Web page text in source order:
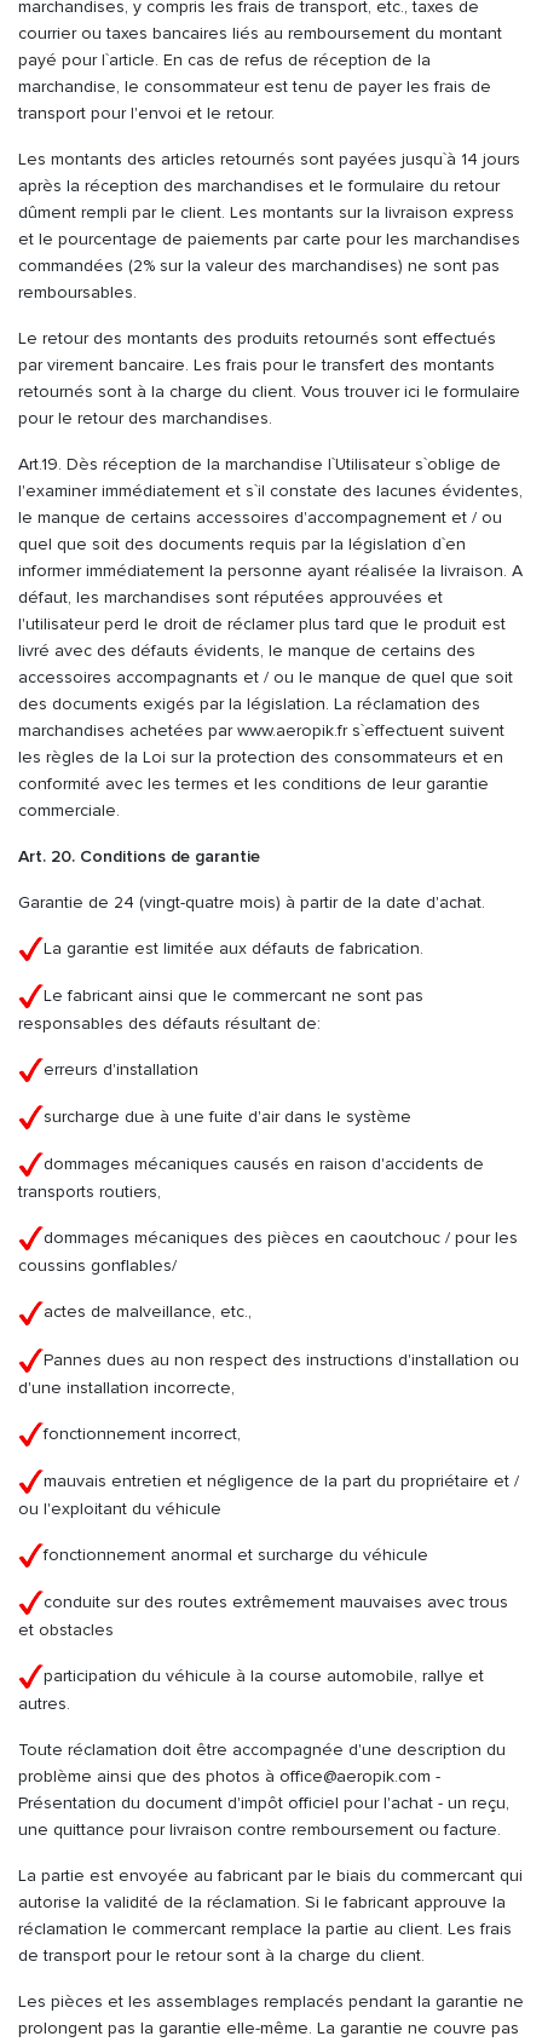
marchandises, y compris les frais de transport, etc., taxes de
courrier ou taxes bancaires liés au remboursement du montant
payé pour l`article. En cas de refus de réception de la
marchandise, le consommateur est tenu de payer les frais de
transport pour l'envoi et le retour.
Les montants des articles retournés sont payées jusqu`à 14 jours
après la réception des marchandises et le formulaire du retour
dûment rempli par le client. Les montants sur la livraison express
et le pourcentage de paiements par carte pour les marchandises
commandées (2% sur la valeur des marchandises) ne sont pas
remboursables.
Le retour des montants des produits retournés sont effectués
par virement bancaire. Les frais pour le transfert des montants
retournés sont à la charge du client. Vous trouver ici le formulaire
pour le retour des marchandises.
Art.19. Dès réception de la marchandise l`Utilisateur s`oblige de
l'examiner immédiatement et s`il constate des lacunes évidentes,
le manque de certains accessoires d'accompagnement et / ou
quel que soit des documents requis par la législation d`en
informer immédiatement la personne ayant réalisée la livraison. A
défaut, les marchandises sont réputées approuvées et
l'utilisateur perd le droit de réclamer plus tard que le produit est
livré avec des défauts évidents, le manque de certains des
accessoires accompagnants et / ou le manque de quel que soit
des documents exigés par la législation. La réclamation des
marchandises achetées par www.aeropik.fr s`effectuent suivent
les règles de la Loi sur la protection des consommateurs et en
conformité avec les termes et les conditions de leur garantie
commerciale.
Art. 20. Conditions de garantie
Garantie de 24 (vingt-quatre mois) à partir de la date d'achat.
La garantie est limitée aux défauts de fabrication.
Le fabricant ainsi que le commercant ne sont pas
responsables des défauts résultant de:
erreurs d'installation
surcharge due à une fuite d'air dans le système
dommages mécaniques causés en raison d'accidents de
transports routiers,
dommages mécaniques des pièces en caoutchouc / pour les
coussins gonflables/
actes de malveillance, etc.,
Pannes dues au non respect des instructions d'installation ou
d'une installation incorrecte,
fonctionnement incorrect,
mauvais entretien et négligence de la part du propriétaire et /
ou l'exploitant du véhicule
fonctionnement anormal et surcharge du véhicule
conduite sur des routes extrêmement mauvaises avec trous
et obstacles
participation du véhicule à la course automobile, rallye et
autres.
Toute réclamation doit être accompagnée d'une description du
problème ainsi que des photos à office@aeropik.com -
Présentation du document d'impôt officiel pour l'achat - un reçu,
une quittance pour livraison contre remboursement ou facture.
La partie est envoyée au fabricant par le biais du commercant qui
autorise la validité de la réclamation. Si le fabricant approuve la
réclamation le commercant remplace la partie au client. Les frais
de transport pour le retour sont à la charge du client.
Les pièces et les assemblages remplacés pendant la garantie ne
prolongent pas la garantie elle-même. La garantie ne couvre pas